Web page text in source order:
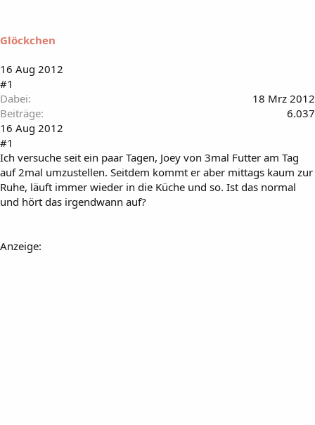
a
t
Glöckchen
16 Aug 2012
#1
Dabei
18 Mrz 2012
Beiträge
6.037
16 Aug 2012
#1
Ich versuche seit ein paar Tagen, Joey von 3mal Futter am Tag
auf 2mal umzustellen. Seitdem kommt er aber mittags kaum zur
Ruhe, läuft immer wieder in die Küche und so. Ist das normal
und hört das irgendwann auf?
Anzeige: